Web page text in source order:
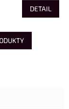
DETAIL